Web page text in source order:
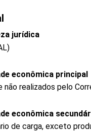
jurídica
econômica principal
realizados pelo
econômica
de carga, exceto